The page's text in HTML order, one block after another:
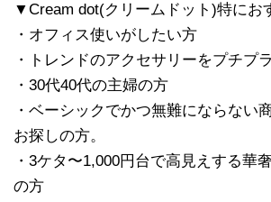
▼Cream dot(クリームドット)特にお
・オフィス使いがしたい方
・トレンドのアクセサリーをプチプ
・30代40代の主婦の方
・ベーシックでかつ無難にならない
お探しの方。
・3ケタ〜1,000円台で高見えする華
の方